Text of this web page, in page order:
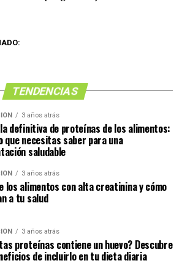
TENDENCIAS
3 años atrás
definitiva de proteínas de los alimentos:
que necesitas saber para una
saludable
3 años atrás
los alimentos con alta creatinina y cómo
a tu salud
3 años atrás
proteínas contiene un huevo? Descubre
de incluirlo en tu dieta diaria